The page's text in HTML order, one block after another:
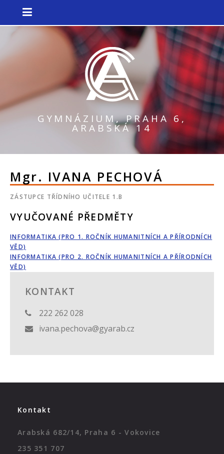
GYMNÁZIUM, PRAHA 6,
ARABSKÁ 14
Mgr. IVANA PECHOVÁ
ZÁSTUPCE TŘÍDNÍHO UČITELE 1.B
VYUČOVANÉ PŘEDMĚTY
INFORMATIKA (PRO 1. ROČNÍK HUMANITNÍCH A PŘÍRODNÍCH
VĚD)
INFORMATIKA (PRO 2. ROČNÍK HUMANITNÍCH A PŘÍRODNÍCH
VĚD)
KONTAKT
222 262 028
ivana.pechova@gyarab.cz
Kontakt
Arabská 682/14, Praha 6 - Vokovice
235 351 707